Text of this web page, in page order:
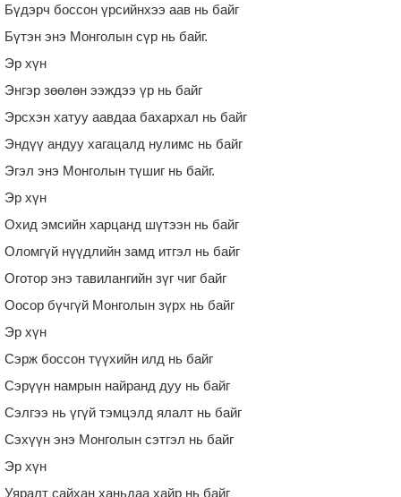
Бүдэрч боссон үрсийнхээ аав нь байг
Бүтэн энэ Монголын сүр нь байг.
Эр хүн
Энгэр зөөлөн ээждээ үр нь байг
Эрсхэн хатуу аавдаа бахархал нь байг
Эндүү андуу хагацалд нулимс нь байг
Эгэл энэ Монголын түшиг нь байг.
Эр хүн
Охид эмсийн харцанд шүтээн нь байг
Оломгүй нүүдлийн замд итгэл нь байг
Оготор энэ тавилангийн зүг чиг байг
Оосор бүчгүй Монголын зүрх нь байг
Эр хүн
Сэрж боссон түүхийн илд нь байг
Сэрүүн намрын найранд дуу нь байг
Сэлгээ нь үгүй тэмцэлд ялалт нь байг
Сэхүүн энэ Монголын сэтгэл нь байг
Эр хүн
Уяралт сайхан ханьдаа хайр нь байг